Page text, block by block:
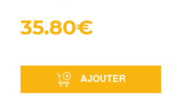
35.80€
AJOUTER